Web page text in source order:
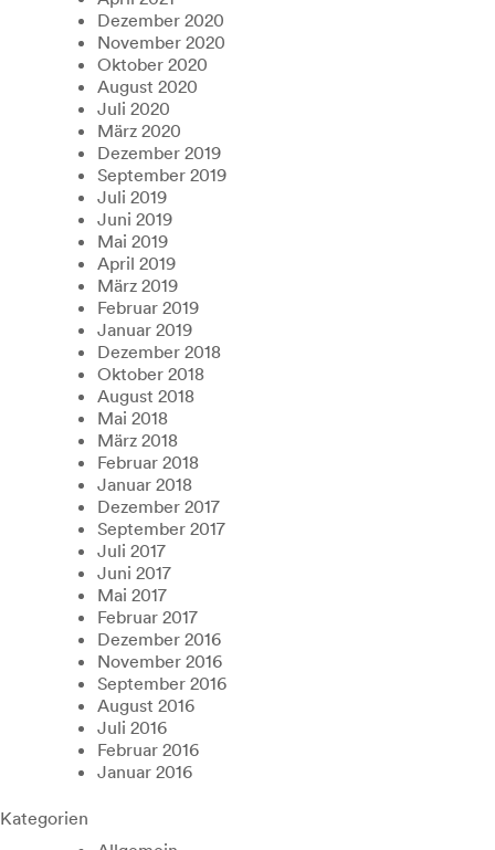
Dezember 2020
November 2020
Oktober 2020
August 2020
Juli 2020
März 2020
Dezember 2019
September 2019
Juli 2019
Juni 2019
Mai 2019
April 2019
März 2019
Februar 2019
Januar 2019
Dezember 2018
Oktober 2018
August 2018
Mai 2018
März 2018
Februar 2018
Januar 2018
Dezember 2017
September 2017
Juli 2017
Juni 2017
Mai 2017
Februar 2017
Dezember 2016
November 2016
September 2016
August 2016
Juli 2016
Februar 2016
Januar 2016
Kategorien